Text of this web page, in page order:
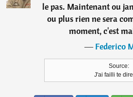
le pas. Maintenant ou
ou plus rien ne sera
moment, c'est
―Federico
Source:
J'ai failli te